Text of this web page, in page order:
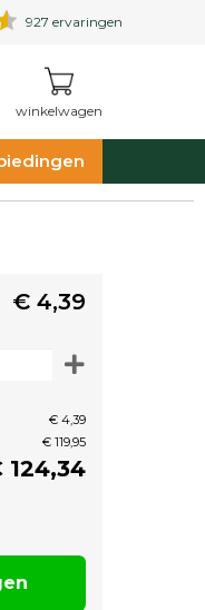
927 ervaringen
winkelwagen
€ 4,39
€ 4,39
€ 119,95
124,34